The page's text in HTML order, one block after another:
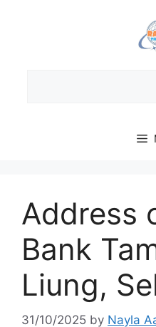
Address
Bank
Liung,
31/10/2025 by Nayla